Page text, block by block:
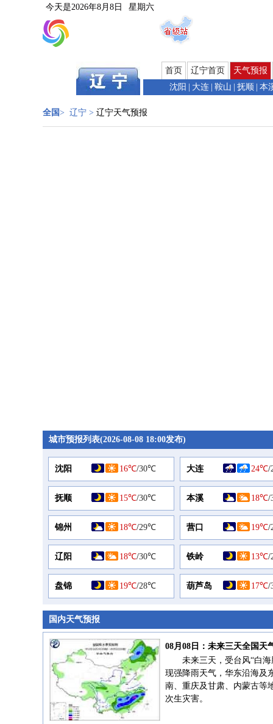
今天是2026年8月8日 星期六
首页 辽宁首页
天气预报
沈阳
大连 鞍山 抚顺 本
全国> 辽宁 > 辽宁天气预报
城市预报列表(2026-08-08 18:00发布)
沈阳 16℃/30℃ 大连 24℃/
抚顺 15℃/30℃ 本溪 18℃/
锦州 18℃/29℃ 营口 19℃/
辽阳 18℃/30℃ 铁岭 13℃/
盘锦 19℃/28℃ 葫芦岛 17℃/
国内天气预报
08月08日：未来三天全国天
未来三天，受台风“白
现强降雨天气，华东沿海及
南、重庆及甘肃、内蒙古等
次生灾害。